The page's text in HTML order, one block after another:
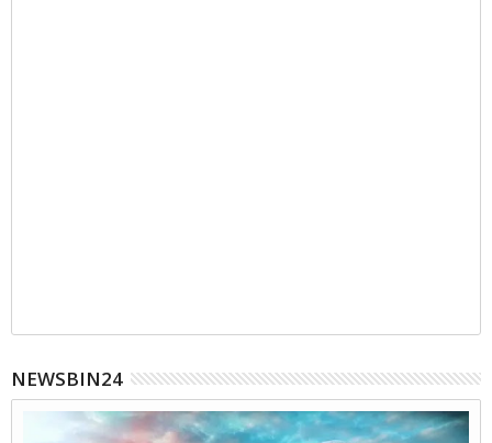
NEWSBIN24